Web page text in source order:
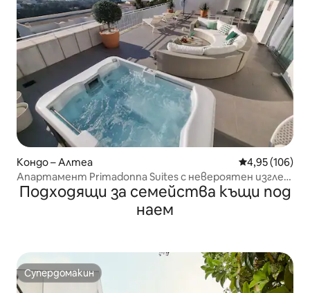
Кондо – Алтеа Средна
4,95 (106)
Апартамент Primadonna Suites с невероятен изглед
към морето
Подходящи за семейства къщи под
наем
Супердомакин
Супердомакин